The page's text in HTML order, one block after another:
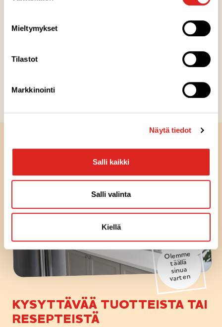
Mieltymykset
Tilastot
Markkinointi
Näytä tiedot
Salli kaikki
Salli valinta
Kiellä
Valmisruoan historia ulottuu vuoteen 1957. Olemme
ikonisia tuotteita suomalaisesta ruokahistoriasta.
Olemme
täällä
sinua
varten
KYSYTTÄVÄÄ TUOTTEISTA TAI
RESEPTEISTÄ